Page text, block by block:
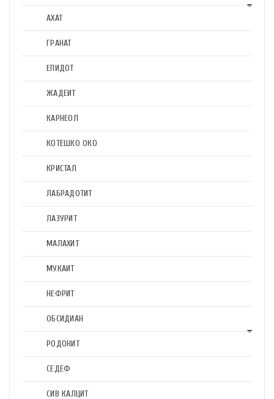
АХАТ
ГРАНАТ
ЕПИДОТ
ЖАДЕИТ
КАРНЕОЛ
КОТЕШКО ОКО
КРИСТАЛ
ЛАБРАДОТИТ
ЛАЗУРИТ
МАЛАХИТ
МУКАИТ
НЕФРИТ
ОБСИДИАН
РОДОНИТ
СЕДЕФ
СИВ КАЛЦИТ